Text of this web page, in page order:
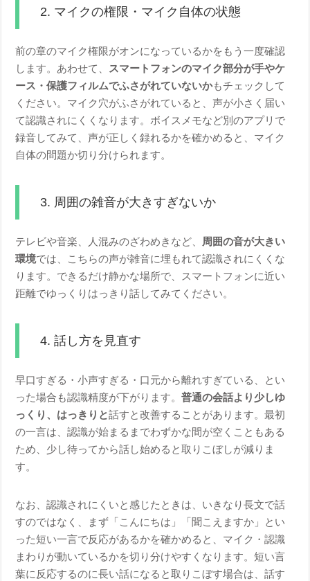
2. マイクの権限・マイク自体の状態
前の章のマイク権限がオンになっているかをもう一度確認
します。あわせて、 スマートフォンのマイク部分が手やケ
ース・保護フィルムでふさがれていないかもチェックして
ください。マイク穴がふさがれていると、声が小さく届い
て認識されにくくなります。ボイスメモなど別のアプリで
録音してみて、声が正しく録れるかを確かめると、マイク
自体の問題か切り分けられます。
3. 周囲の雑音が大きすぎないか
テレビや音楽、人混みのざわめきなど、 周囲の音が大きい
環境では、こちらの声が雑音に埋もれて認識されにくくな
ります。できるだけ静かな場所で、スマートフォンに近い
距離でゆっくりはっきり話してみてください。
4. 話し方を見直す
早口すぎる・小声すぎる・口元から離れすぎている、とい
った場合も認識精度が下がります。普通の会話より少しゆ
っくり、はっきりと話すと改善することがあります。最初
の一言は、認識が始まるまでわずかな間が空くこともある
ため、少し待ってから話し始めると取りこぼしが減りま
す。
なお、認識されにくいと感じたときは、いきなり長文で話
すのではなく、まず「こんにちは」「聞こえますか」とい
った短い一言で反応があるかを確かめると、マイク・認識
まわりが動いているかを切り分けやすくなります。短い言
葉に反応するのに長い話になると取りこぼす場合は、話す